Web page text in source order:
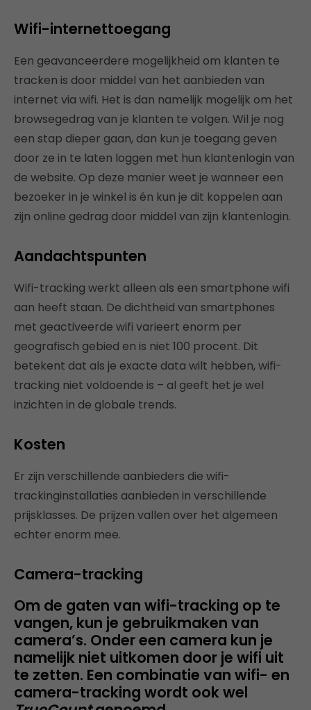
Wifi-internettoegang
Een geavanceerdere mogelijkheid om klanten te
tracken is door middel van het aanbieden van
internet via wifi. Het is dan namelijk mogelijk om het
browsegedrag van je klanten te volgen. Wil je nog
een stap dieper gaan, dan kun je toegang geven
door ze in te laten loggen met hun klantenlogin van
de website. Op deze manier weet je wanneer een
bezoeker in je winkel is én kun je dit koppelen aan
zijn online gedrag door middel van zijn klantenlogin.
Aandachtspunten
Wifi-tracking werkt alleen als een smartphone wifi
aan heeft staan. De dichtheid van smartphones
met geactiveerde wifi varieert enorm per
geografisch gebied en is niet 100 procent. Dit
betekent dat als je exacte data wilt hebben, wifi-
tracking niet voldoende is – al geeft het je wel
inzichten in de globale trends.
Kosten
Er zijn verschillende aanbieders die wifi-
trackinginstallaties aanbieden in verschillende
prijsklasses. De prijzen vallen over het algemeen
echter enorm mee.
Camera-tracking
Om de gaten van wifi-tracking op te
vangen, kun je gebruikmaken van
camera’s. Onder een camera kun je
namelijk niet uitkomen door je wifi uit
te zetten. Een combinatie van wifi- en
camera-tracking wordt ook wel